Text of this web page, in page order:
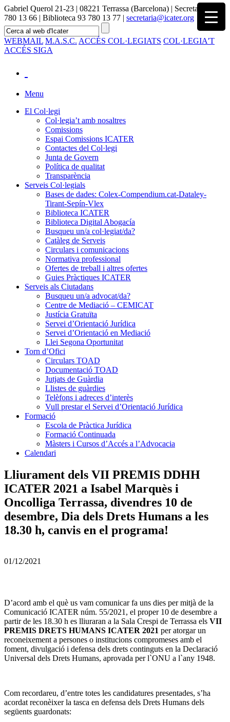
Gabriel Querol 21-23 | 08221 Terrassa (Barcelona) | Secretaria 93
780 13 66 | Biblioteca 93 780 13 77 | secretaria@icater.org
WEBMAIL M.A.S.C. ACCÉS COL·LEGIATS COL·LEGIA'T
ACCÉS SIGA
Menu
El Col·legi
Col·legia’t amb nosaltres
Comissions
Espai Comissions ICATER
Contactes del Col·legi
Junta de Govern
Política de qualitat
Transparència
Serveis Col·legials
Bases de dades: Colex-Compendium.cat-Dataley-
Tirant-Sepín-Vlex
Biblioteca ICATER
Biblioteca Digital Abogacía
Busqueu un/a col·legiat/da?
Catàleg de Serveis
Circulars i comunicacions
Normativa professional
Ofertes de treball i altres ofertes
Guies Pràctiques ICATER
Serveis als Ciutadans
Busqueu un/a advocat/da?
Centre de Mediació – CEMICAT
Justícia Gratuïta
Servei d’Orientació Jurídica
Servei d’Orientació en Mediació
Llei Segona Oportunitat
Torn d’Ofici
Circulars TOAD
Documentació TOAD
Jutjats de Guàrdia
Llistes de guàrdies
Telèfons i adreces d’interès
Vull prestar el Servei d’Orientació Jurídica
Formació
Escola de Pràctica Jurídica
Formació Continuada
Màsters i Cursos d’Accés a l’Advocacia
Calendari
Lliurament dels VII PREMIS DDHH
ICATER 2021 a Isabel Marquès i
Oncolliga Terrassa, divendres 10 de
desembre, Dia dels Drets Humans a les
18.30 h, canvis en el programa!
01/12/2021
D’acord amb el què us vam comunicar fa uns dies per mitjà de la
Comunicació ICATER núm. 55/2021, el proper 10 de desembre a
partir de les 18.30 h es lliuraran a la Sala Crespi de Terrassa els VII
PREMIS DRETS HUMANS ICATER 2021 per atorgar un
reconeixement a persones o institucions compromeses amb el
foment, divulgació i defensa dels drets continguts en la Declaració
Universal dels Drets Humans, aprovada per l`ONU a l`any 1948.
Com recordareu, d’entre totes les candidatures presentades, s’ha
acordat reconèixer la tasca en defensa dels Drets Humans dels
següents guardonats: